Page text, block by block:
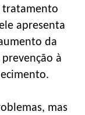
tratamento
apresenta
da
à
mas